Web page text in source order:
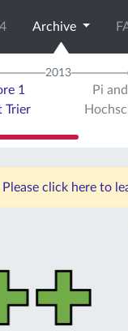
Archive
1
Trier
2013
Pi
Please click here to